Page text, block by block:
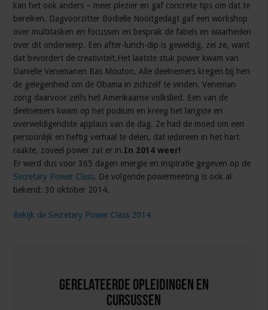
kan het ook anders – meer plezier en gaf concrete tips om dat te
bereiken. Dagvoorzitter Bodielle Nooitgedagt gaf een workshop
over multitasken en focussen en besprak de fabels en waarheden
over dit onderwerp. Een after-lunch-dip is geweldig, zei ze, want
dat bevordert de creativiteit.Het laatste stuk power kwam van
Danielle Venemanen Bas Mouton. Alle deelnemers kregen bij hen
de gelegenheid om de Obama in zichzelf te vinden. Veneman
zong daarvoor zelfs het Amerikaanse volkslied. Een van de
deelnemers kwam op het podium en kreeg het langste en
overweldigendste applaus van de dag. Ze had de moed om een
persoonlijk en heftig verhaal te delen, dat iedereen in het hart
raakte, zoveel power zat er in.In 2014 weer!
Er werd dus voor 365 dagen energie en inspiratie gegeven op de
Secretary Power Class. De volgende powermeeting is ook al
bekend: 30 oktober 2014.
Bekijk de Secretary Power Class 2014
Gerelateerde Opleidingen en
Cursussen